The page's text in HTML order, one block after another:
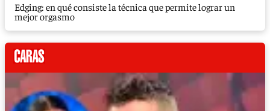
Edging: en qué consiste la técnica que permite lograr un
mejor orgasmo